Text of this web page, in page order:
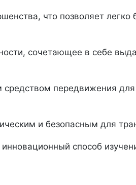
что позволяет легко
сочетающее в себе
передвижения
и безопасным для
способ